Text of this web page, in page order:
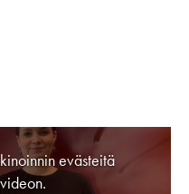
evästeitä